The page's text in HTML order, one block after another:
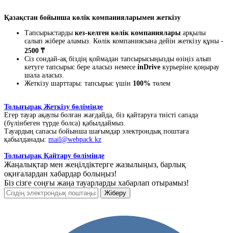
Қазақстан бойынша көлік компанияларымен жеткізу
Тапсырыстарды кез-келген көлік компаниялары арқылы
салып жібере аламыз. Көлік компаниясына дейін жеткізу құны -
2500 ₸
Сіз сондай-ақ біздің қоймадан тапсырысыңызды өзіңіз алып
кетуге тапсырыс бере аласыз немесе inDrive курьеріне қоңырау
шала аласыз.
Жеткізу шарттары: тапсырыс үшін 100% төлем
Толығырақ Жеткізу бөлімінде
Егер тауар ақаулы болған жағдайда, біз қайтаруға тиісті сапада
(бүлінбеген түрде болса) қабылдаймыз.
Тауардың сапасы бойынша шағымдар электрондық поштаға
қабылданады: mail@webpack.kz
Толығырақ Қайтару бөлімінде
Жаңалықтар мен жеңілдіктерге жазылыңыз, барлық
оқиғалардан хабардар болыңыз!
Біз сізге соңғы жаңа тауарларды хабарлап отырамыз!